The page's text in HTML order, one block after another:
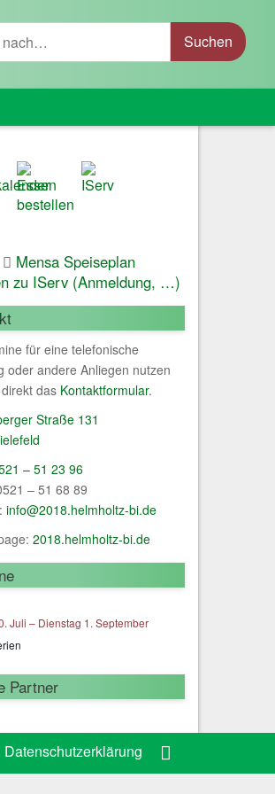
Mensa Speiseplan
zu IServ (Anmeldung, …)
für eine telefonische
oder andere Anliegen nutzen
das Kontaktformular.
Straße 131
– 51 23 96
– 51 68 89
info@2018.helmholtz-bi.de
2018.helmholtz-bi.de
Juli – Dienstag 1. September
Partner
Datenschutzerklärung